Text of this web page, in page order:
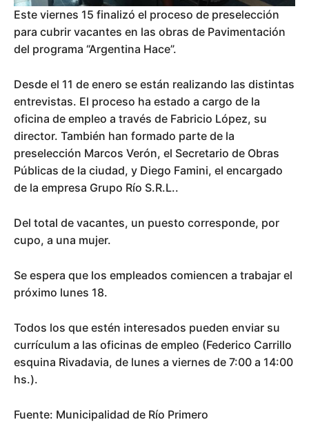
Este viernes 15 finalizó el proceso de preselección
para cubrir vacantes en las obras de Pavimentación
del programa “Argentina Hace”.
Desde el 11 de enero se están realizando las distintas
entrevistas. El proceso ha estado a cargo de la
oficina de empleo a través de Fabricio López, su
director. También han formado parte de la
preselección Marcos Verón, el Secretario de Obras
Públicas de la ciudad, y Diego Famini, el encargado
de la empresa Grupo Río S.R.L..
Del total de vacantes, un puesto corresponde, por
cupo, a una mujer.
Se espera que los empleados comiencen a trabajar el
próximo lunes 18.
Todos los que estén interesados pueden enviar su
currículum a las oficinas de empleo (Federico Carrillo
esquina Rivadavia, de lunes a viernes de 7:00 a 14:00
hs.).
Fuente: Municipalidad de Río Primero